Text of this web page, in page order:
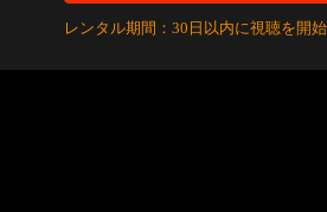
レンタル期間：30日以内に視聴を開